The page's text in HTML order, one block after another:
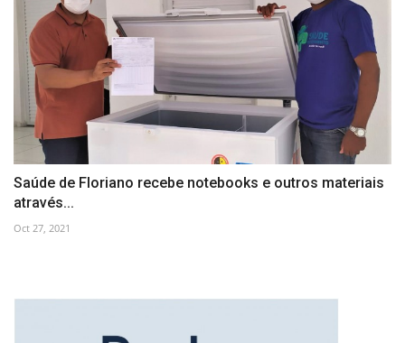
Saúde de Floriano recebe notebooks e outros materiais
através...
Oct 27, 2021